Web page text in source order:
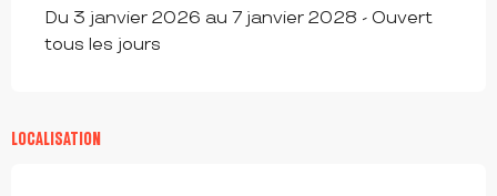
Du 3 janvier 2026 au 7 janvier 2028 - Ouvert
tous les jours
LOCALISATION